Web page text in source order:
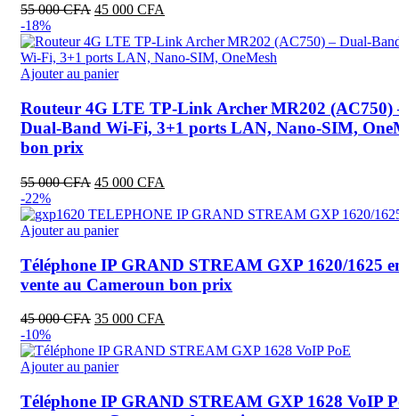
55 000CFA Le
initial
était :
55
45 000 CFA
actuel
est :
-18%
Ajouter au panier
Routeur 4G LTE TP‑Link Archer MR202 (AC750)
Dual‑Band Wi‑Fi, 3+1 ports LAN, Nano‑SIM,
bon prix
55 000CFA Le
initial
était :
000 CFA.
45 000 CFA
actuel
000 CFA.
-22%
Ajouter au panier
Téléphone IP GRAND STREAM GXP 1620/1625
vente au Cameroun bon prix
45 000CFA Le
initial
était :
000 CFA.
35 000 CFA
actuel
000 CFA.
-10%
Ajouter au panier
Téléphone IP GRAND STREAM GXP 1628 VoIP